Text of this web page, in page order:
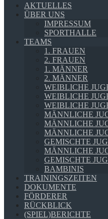
AKTUELLES
ÜBER UNS
IMPRESSUM
SPORTHALLE
TEAMS
1. FRAUEN
2. FRAUEN
1. MÄNNER
2. MÄNNER
WEIBLICHE
WEIBLICHE
WEIBLICHE
MÄNNLICHE
MÄNNLICHE
MÄNNLICHE
GEMISCHTE
MÄNNLICHE
GEMISCHTE
BAMBINIS
TRAININGSZEITEN
DOKUMENTE
FÖRDERER
RÜCKBLICK
(SPIEL)BERICHTE